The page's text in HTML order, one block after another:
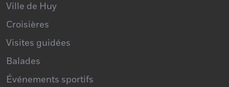
Croisières
Visites guidées
Balades
Événements sportifs
Culture